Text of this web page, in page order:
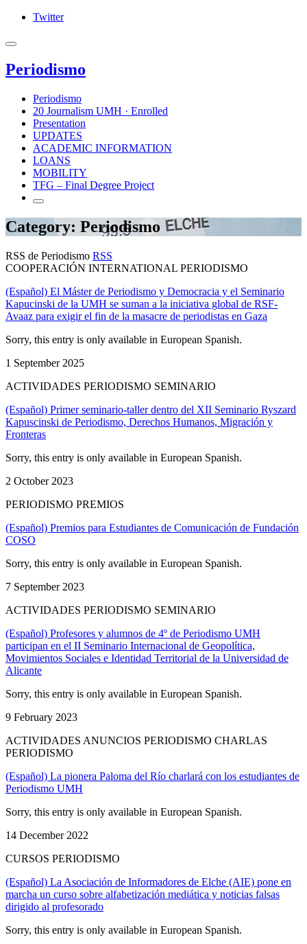
Twitter
Periodismo
Periodismo
20 Journalism UMH · Enrolled
Presentation
UPDATES
ACADEMIC INFORMATION
LOANS
MOBILITY
TFG – Final Degree Project
Category: Periodismo
RSS de Periodismo RSS
COOPERACIÓN INTERNATIONAL PERIODISMO
(Español) El Máster de Periodismo y Democracia y el Seminario
Kapucinski de la UMH se suman a la iniciativa global de RSF-
Avaaz para exigir el fin de la masacre de periodistas en Gaza
Sorry, this entry is only available in European Spanish.
1 September 2025
ACTIVIDADES PERIODISMO SEMINARIO
(Español) Primer seminario-taller dentro del XII Seminario Ryszard
Kapuscinski de Periodismo, Derechos Humanos, Migración y
Fronteras
Sorry, this entry is only available in European Spanish.
2 October 2023
PERIODISMO PREMIOS
(Español) Premios para Estudiantes de Comunicación de Fundación
COSO
Sorry, this entry is only available in European Spanish.
7 September 2023
ACTIVIDADES PERIODISMO SEMINARIO
(Español) Profesores y alumnos de 4º de Periodismo UMH
participan en el II Seminario Internacional de Geopolítica,
Movimientos Sociales e Identidad Territorial de la Universidad de
Alicante
Sorry, this entry is only available in European Spanish.
9 February 2023
ACTIVIDADES ANUNCIOS PERIODISMO CHARLAS
PERIODISMO
(Español) La pionera Paloma del Río charlará con los estudiantes de
Periodismo UMH
Sorry, this entry is only available in European Spanish.
14 December 2022
CURSOS PERIODISMO
(Español) La Asociación de Informadores de Elche (AIE) pone en
marcha un curso sobre alfabetización mediática y noticias falsas
dirigido al profesorado
Sorry, this entry is only available in European Spanish.